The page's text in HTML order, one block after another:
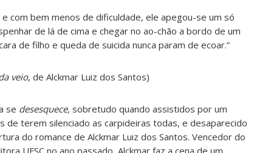
com bem menos de dificuldade, ele apegou-se um só
de lá de cima e chegar no ao-chão a bordo de um
de filho e queda de suicida nunca param de ecoar.”
veio, de Alckmar Luiz dos Santos)
se desesquece, sobretudo quando assistidos por um
de terem silenciado as carpideiras todas, e desaparecido
do romance de Alckmar Luiz dos Santos. Vencedor do